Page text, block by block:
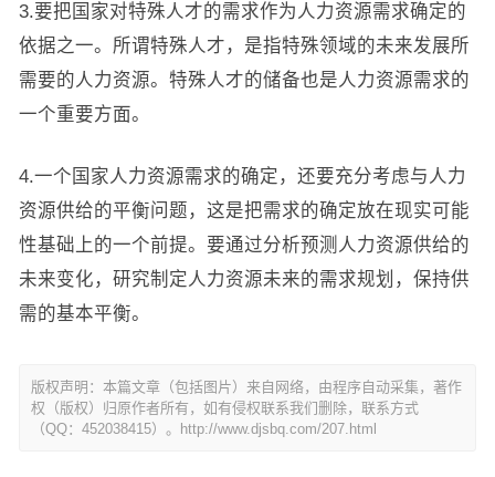
3.要把国家对特殊人才的需求作为人力资源需求确定的
依据之一。所谓特殊人才，是指特殊领域的未来发展所
需要的人力资源。特殊人才的储备也是人力资源需求的
一个重要方面。
4.一个国家人力资源需求的确定，还要充分考虑与人力
资源供给的平衡问题，这是把需求的确定放在现实可能
性基础上的一个前提。要通过分析预测人力资源供给的
未来变化，研究制定人力资源未来的需求规划，保持供
需的基本平衡。
版权声明：本篇文章（包括图片）来自网络，由程序自动采集，著作
权（版权）归原作者所有，如有侵权联系我们删除，联系方式
（QQ：452038415）。http://www.djsbq.com/207.html